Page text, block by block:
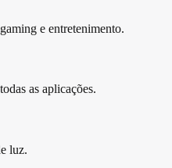
e entretenimento.
as aplicações.
luz.